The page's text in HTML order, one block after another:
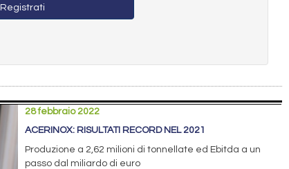
Registrati
28 febbraio 2022
ACERINOX: RISULTATI RECORD NEL 2021
Produzione a 2,62 milioni di tonnellate ed Ebitda a un
passo dal miliardo di euro